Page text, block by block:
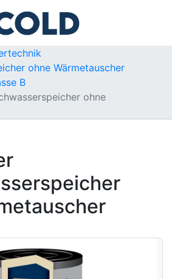
ohne Wärmetauscher
B
ohne